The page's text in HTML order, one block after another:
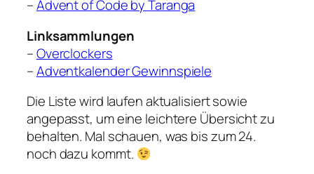
–Advent of Code by Taranga
Linksammlungen
–Overclockers
–Adventkalender Gewinnspiele
Die Liste wird laufen aktualisiert sowie
angepasst, um eine leichtere Übersicht zu
behalten. Mal schauen, was bis zum 24.
noch dazu kommt.